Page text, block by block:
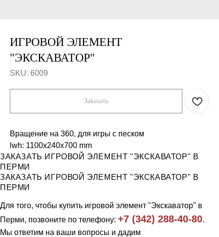
ИГРОВОЙ ЭЛЕМЕНТ
"ЭКСКАВАТОР"
SKU: 6009
Заказать
Вращение на 360, для игры с песком
lwh: 1100x240x700 mm
ЗАКАЗАТЬ ИГРОВОЙ ЭЛЕМЕНТ "ЭКСКАВАТОР" В
ПЕРМИ
ЗАКАЗАТЬ ИГРОВОЙ ЭЛЕМЕНТ "ЭКСКАВАТОР" В
ПЕРМИ
Для того, чтобы купить игровой элемент "Экскаватор" в
Перми, позвоните по телефону: +7 (342) 288-40-80.
Мы ответим на ваши вопросы и дадим
Примеры работ
Отзывы
Контакты
Компания
Трибуны и навесы
Workout и уличные тренажеры
Скамейки, урны
Универсальные спортивные
Игровое уличное оборудование
Каталог